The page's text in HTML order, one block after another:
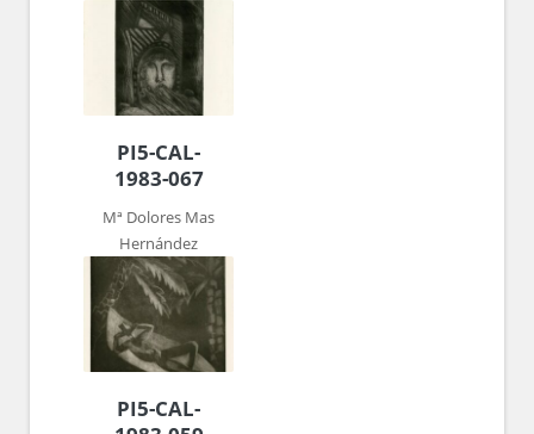
PI5-CAL-
1983-067
Mª Dolores Mas
Hernández
PI5-CAL-